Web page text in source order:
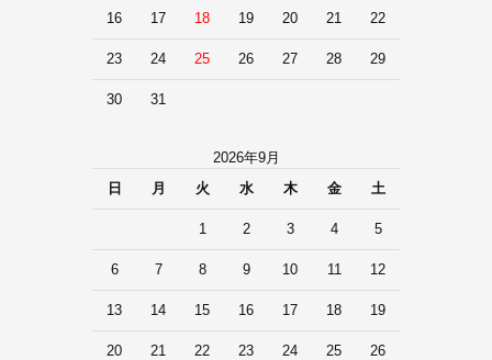
16 17 18 19 20 21 22
23 24 25 26 27 28 29
30 31
2026年9月
日
月 火 水 木 金 土
1 2 3 4 5
6 7 8 9 10 11 12
13 14 15 16 17 18 19
20 21 22 23 24 25 26